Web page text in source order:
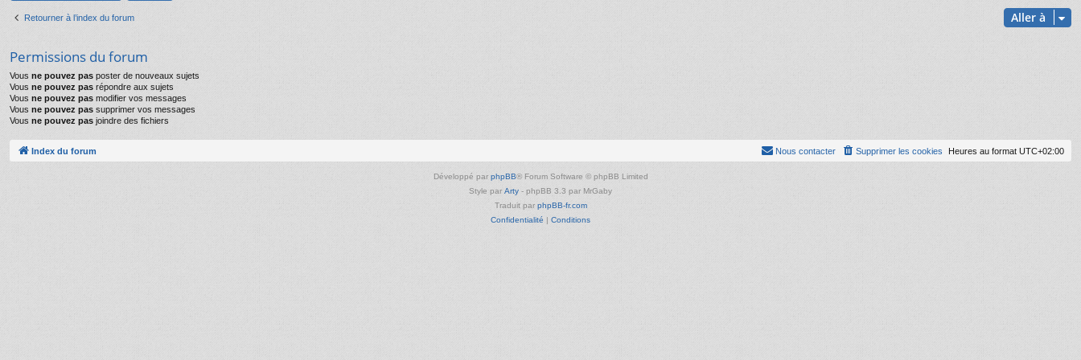
Retourner à l’index du forum Aller à
Permissions du forum
Vous ne pouvez pas poster de nouveaux sujets
Vous ne pouvez pas répondre aux sujets
Vous ne pouvez pas modifier vos messages
Vous ne pouvez pas supprimer vos messages
Vous ne pouvez pas joindre des fichiers
Index du forum Heures au format UTC+02:00
Supprimer les cookies
Nous contacter
Développé par phpBB® Forum Software © phpBB Limited
Style par Arty - phpBB 3.3 par MrGaby
Traduit par phpBB-fr.com
Confidentialité | Conditions